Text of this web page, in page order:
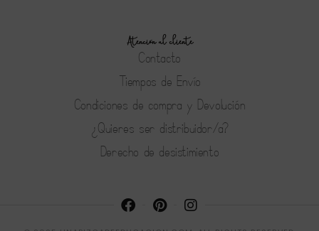
Atención al cliente
Contacto
Tiempos de Envío
Condiciones de compra y Devolución
¿Quieres ser distribuidor/a?
Derecho de desistimiento